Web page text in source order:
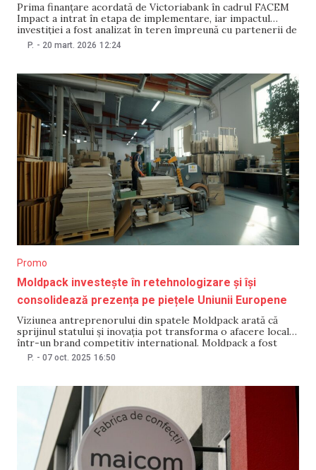
Prima finanțare acordată de Victoriabank în cadrul FACEM
Impact a intrat în etapa de implementare, iar impactul
investiției a fost analizat în teren împreună cu partenerii de
dezvoltare. Proiectul, realizat de compania Axima Grup SRL
P. - 20 mart. 2026 12:24
Promo
Moldpack investește în retehnologizare și își
consolidează prezența pe piețele Uniunii Europene
Viziunea antreprenorului din spatele Moldpack arată că
sprijinul statului și inovația pot transforma o afacere locală
într-un brand competitiv internațional. Moldpack a fost
fondată în 2012 de antreprenorul Călin Harti. Compania a
P. - 07 oct. 2025 16:50